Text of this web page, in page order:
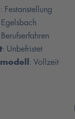
: Festanstellung
Egelsbach
Berufserfahren
: Unbefristet
: Vollzeit